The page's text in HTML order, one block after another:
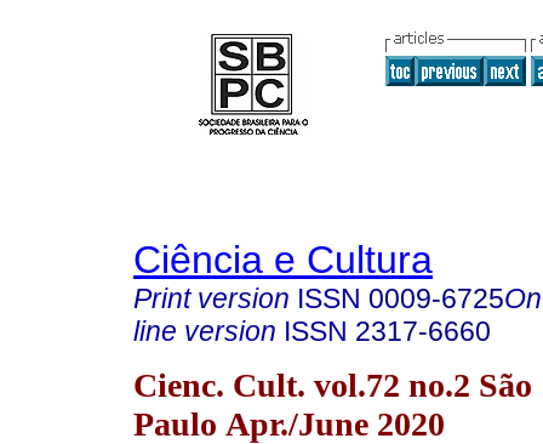
Ciência e Cultura
Print version ISSN 0009-6725
line version ISSN 2317-6660
Cienc. Cult. vol.72 no.2 São
Paulo Apr./June 2020